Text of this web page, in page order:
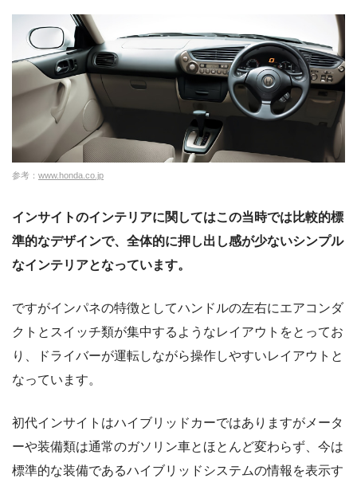
参考： www.honda.co.jp
インサイトのインテリアに関してはこの当時では比較的標
準的なデザインで、全体的に押し出し感が少ないシンプル
なインテリアとなっています。
ですがインパネの特徴としてハンドルの左右にエアコンダ
クトとスイッチ類が集中するようなレイアウトをとってお
り、ドライバーが運転しながら操作しやすいレイアウトと
なっています。
初代インサイトはハイブリッドカーではありますがメータ
ーや装備類は通常のガソリン車とほとんど変わらず、今は
標準的な装備であるハイブリッドシステムの情報を表示す